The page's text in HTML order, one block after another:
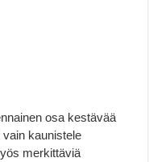
osa kestävää
kaunistele
merkittäviä